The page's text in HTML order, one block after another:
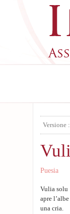
Versione :
Puesia
Vulia solu
apre l’albe
una cria.